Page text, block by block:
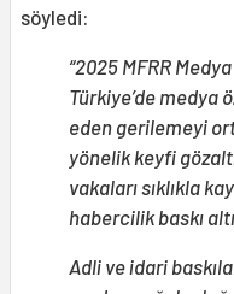
söyledi:
“2025 MFRR
Türkiye’de medya
eden gerilemeyi
yönelik keyfi
vakaları sıklıkla
habercilik baskı
Adli ve idari